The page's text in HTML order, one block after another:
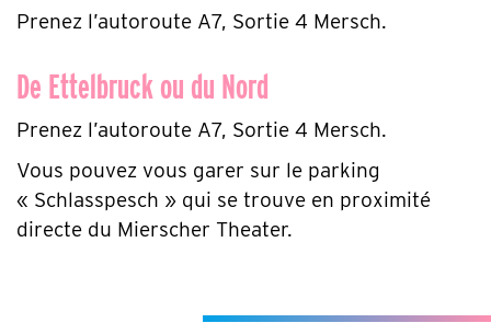
Prenez l’autoroute A7, Sortie 4 Mersch.
De Ettelbruck ou du Nord
Prenez l’autoroute A7, Sortie 4 Mersch.
Vous pouvez vous garer sur le parking
« Schlasspesch » qui se trouve en proximité
directe du Mierscher Theater.